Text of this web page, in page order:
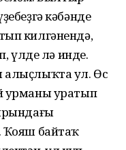
кәбәнде
килгәнендә,
үлде лә инде.
ул. Өс
урманы уратып
Ҡояш байтаҡ